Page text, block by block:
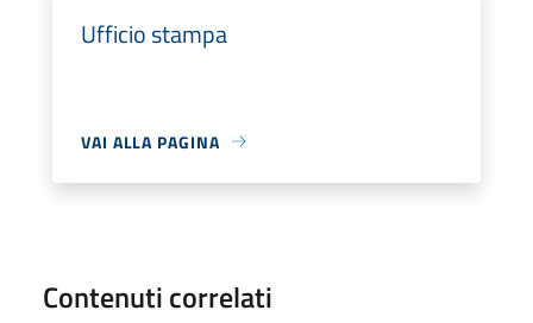
Ufficio stampa
VAI ALLA PAGINA
Contenuti correlati